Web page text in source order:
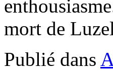
mort de
Publié dans